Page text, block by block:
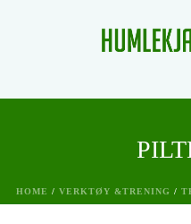
HOME / VERKTØY &TRENING /